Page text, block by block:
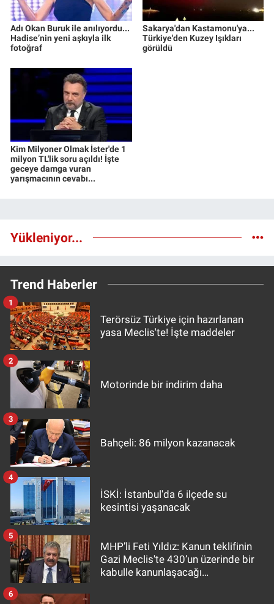
Adı Okan Buruk ile anılıyordu...
Hadise’nin yeni aşkıyla ilk
fotoğraf
Sakarya'dan Kastamonu'ya...
Türkiye'den Kuzey Işıkları
görüldü
Kim Milyoner Olmak İster'de 1
milyon TL'lik soru açıldı! İşte
geceye damga vuran
yarışmacının cevabı...
Yükleniyor...
Trend Haberler
Terörsüz Türkiye için hazırlanan
yasa Meclis'te! İşte maddeler
1
Motorinde bir indirim daha
2
Bahçeli: 86 milyon kazanacak
3
İSKİ: İstanbul'da 6 ilçede su
kesintisi yaşanacak
4
MHP’li Feti Yıldız: Kanun teklifinin
Gazi Meclis'te 430’un üzerinde bir
kabulle kanunlaşacağı
5
6